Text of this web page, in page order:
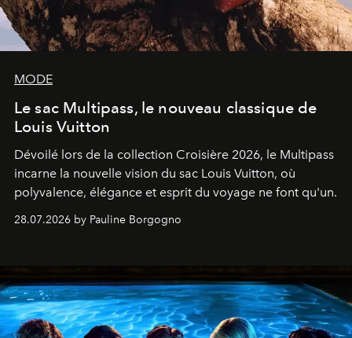
MODE
Le sac Multipass, le nouveau classique de
Louis Vuitton
Dévoilé lors de la collection Croisière 2026, le Multipass
incarne la nouvelle vision du sac Louis Vuitton, où
polyvalence, élégance et esprit du voyage ne font qu'un.
28.07.2026 by Pauline Borgogno